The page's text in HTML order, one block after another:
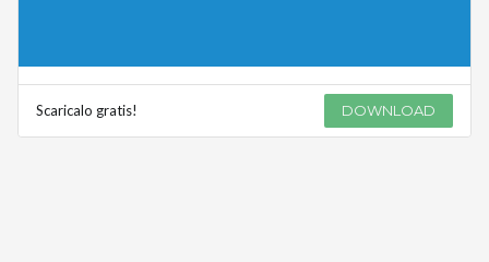
Scaricalo gratis! DOWNLOAD